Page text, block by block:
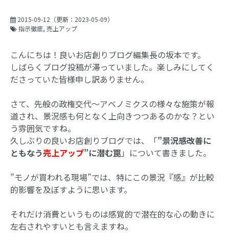
2015-09-12 （更新： 2023-05-09）
指示徹底 売上アップ
こんにちは！良いお店創りブログ編集長の坂本です。
しばらくブログ投稿が滞っていました。楽しみにしてく
ださっていた皆様申し訳ありません。
さて、先般の政権交代～アベノミクスの様々な施策が報
道され、景況感も何となく上向きつつあるのかな？とい
う雰囲気ですね。
久しぶりの良いお店創りブログでは、「”景況感改善に
ともなう売上アップ”に潜む罠」について書きました。
”モノが買われる現場”では、特にこの景況『感』が比較
的影響を及ぼすように思います。
それだけ消費というものは感覚的で潜在的な心の動きに
左右されやすいとも言えますね。